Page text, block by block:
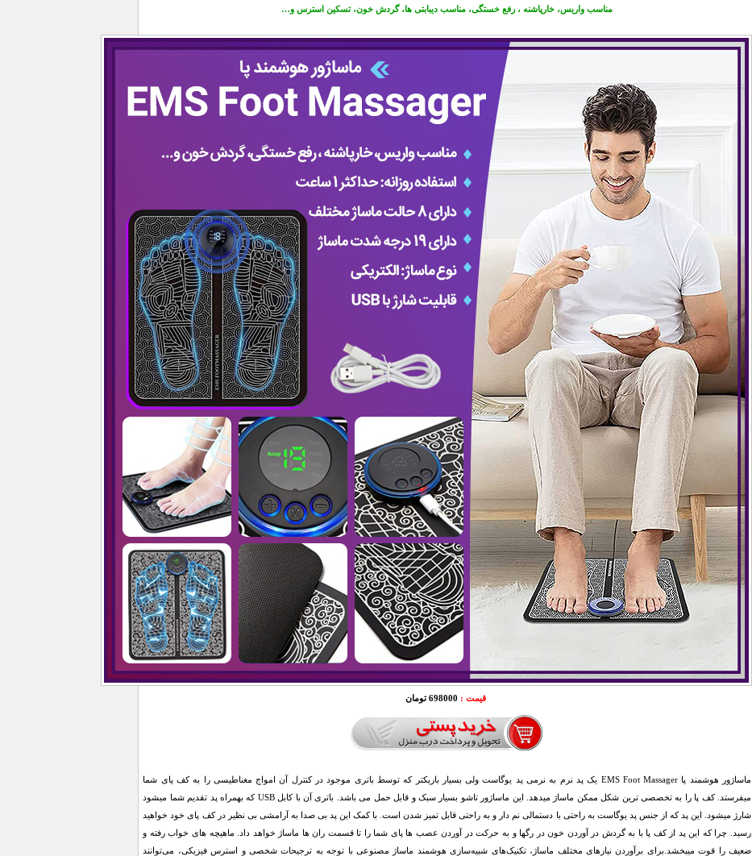
مناسب واریس، خارپاشنه ، رفع خستگی، مناسب دیبابتی ها، گردش خون، تسکین استرس و…
قیمت : 698000 تومان
ماساژور هوشمند پا EMS Foot Massager یک پد نرم به نرمی پد یوگاست ولی بسیار باریکتر که توسط باتری موجود در کنترل آن امواج مغناطیسی را به کف پای شما
میفرستد. کف پا را به تخصصی ترین شکل ممکن ماساژ میدهد. این ماساژور تاشو بسیار سبک و قابل حمل می باشد. باتری آن با کابل USB که بهمراه پد تقدیم شما میشود
شارژ میشود. این پد که از جنس پد یوگاست به راحتی با دستمالی نم دار و به راحتی قابل تمیز شدن است. با کمک این پد بی صدا به آرامشی بی نظیر در کف پای خود خواهید
رسید. چرا که این پد از کف پا با به گردش در آوردن خون در رگها و به حرکت در آوردن عصب ها پای شما را تا قسمت ران ها ماساژ خواهد داد. ماهیچه های خواب رفته و
ضعیف را قوت میبخشد.برای برآوردن نیازهای مختلف ماساژ، تکنیک‌های شبیه‌سازی هوشمند ماساژ مصنوعی با توجه به ترجیحات شخصی و استرس فیزیکی، می‌توانند